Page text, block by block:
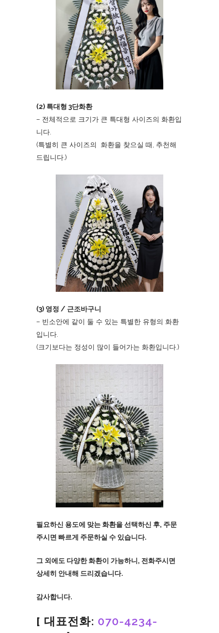
(2) 특대형 3단화환
– 전체적으로 크기가 큰 특대형 사이즈의 화환입
니다.
(특별히 큰 사이즈의 화환을 찾으실 때, 추천해
드립니다.)
(3) 영정 / 근조바구니
– 빈소안에 같이 둘 수 있는 특별한 유형의 화환
입니다.
(크기보다는 정성이 많이 들어가는 화환입니다.)
필요하신 용도에 맞는 화환을 선택하신 후, 주문
주시면 빠르게 주문하실 수 있습니다.
그 외에도 다양한 화환이 가능하니, 전화주시면
상세히 안내해 드리겠습니다.
감사합니다.
[ 대표전화: 070-4234-